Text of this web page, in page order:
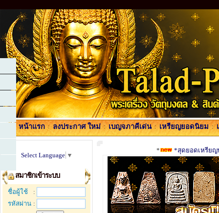
หน้าแรก : ลงประกาศ ใหม่ : เบญจภาคีเด่น : เหรียญยอดนิยม :
Select Language ▼
สมาชิกเข้าระบบ
ชื่อผู้ใช้
:
รหัสผ่าน :
* *สุดยอดเหรียญ